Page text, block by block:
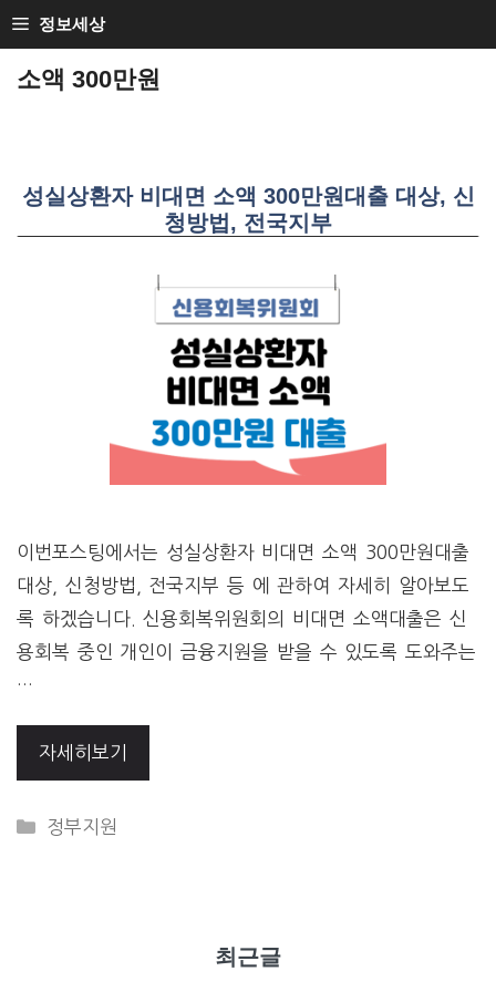
SKIP
TO
CONTENT
정보세상
소액 300만원
성실상환자 비대면 소액 300만원대출 대상, 신
청방법, 전국지부
이번포스팅에서는 성실상환자 비대면 소액 300만원대출
대상, 신청방법, 전국지부 등 에 관하여 자세히 알아보도
록 하겠습니다. 신용회복위원회의 비대면 소액대출은 신
용회복 중인 개인이 금융지원을 받을 수 있도록 도와주는
…
자세히보기
CATEGORIES
정부지원
최근글